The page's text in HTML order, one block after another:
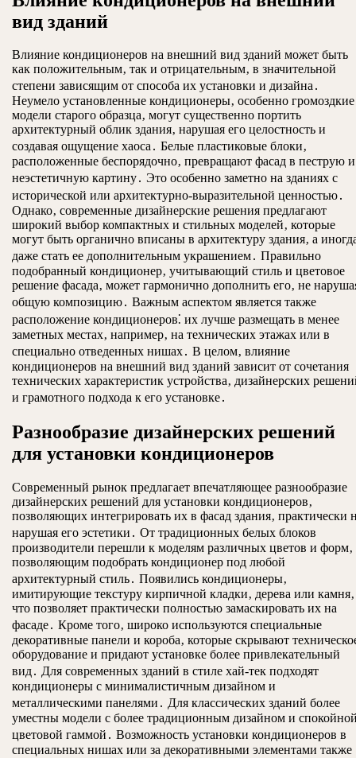
вид зданий
Влияние кондиционеров на внешний вид зданий может быть
как положительным‚ так и отрицательным‚ в значительной
степени зависящим от способа их установки и дизайна․
Неумело установленные кондиционеры‚ особенно громоздкие
модели старого образца‚ могут существенно портить
архитектурный облик здания‚ нарушая его целостность и
создавая ощущение хаоса․ Белые пластиковые блоки‚
расположенные беспорядочно‚ превращают фасад в пеструю и
неэстетичную картину․ Это особенно заметно на зданиях с
исторической или архитектурно-выразительной ценностью․
Однако‚ современные дизайнерские решения предлагают
широкий выбор компактных и стильных моделей‚ которые
могут быть органично вписаны в архитектуру здания‚ а
даже стать ее дополнительным украшением․ Правильно
подобранный кондиционер‚ учитывающий стиль и цветовое
решение фасада‚ может гармонично дополнить его‚ не
общую композицию․ Важным аспектом является также
расположение кондиционеров⁚ их лучше размещать в менее
заметных местах‚ например‚ на технических этажах или в
специально отведенных нишах․ В целом‚ влияние
кондиционеров на внешний вид зданий зависит от сочетания
технических характеристик устройства‚ дизайнерских
и грамотного подхода к его установке․
Разнообразие дизайнерских решений
для установки кондиционеров
Современный рынок предлагает впечатляющее разнообразие
дизайнерских решений для установки кондиционеров‚
позволяющих интегрировать их в фасад здания‚ практически
нарушая его эстетики․ От традиционных белых блоков
производители перешли к моделям различных цветов и форм‚
позволяющим подобрать кондиционер под любой
архитектурный стиль․ Появились кондиционеры‚
имитирующие текстуру кирпичной кладки‚ дерева или камня‚
что позволяет практически полностью замаскировать их на
фасаде․ Кроме того‚ широко используются специальные
декоративные панели и короба‚ которые скрывают
оборудование и придают установке более привлекательный
вид․ Для современных зданий в стиле хай-тек подходят
кондиционеры с минималистичным дизайном и
металлическими панелями․ Для классических зданий более
уместны модели с более традиционным дизайном и
цветовой гаммой․ Возможность установки кондиционеров в
специальных нишах или за декоративными элементами также